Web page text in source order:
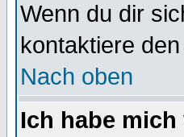
Wenn du dir
kontaktiere
Nach oben
Ich habe